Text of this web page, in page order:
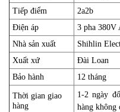
Tiếp điểm
2a2b
Điện áp
3 pha 380V
Nhà sản xuất
Shihlin
Xuất xứ
Đài Loan
Bảo hành
12 tháng
Thời gian giao
hàng
1-2 ngày
hàng không